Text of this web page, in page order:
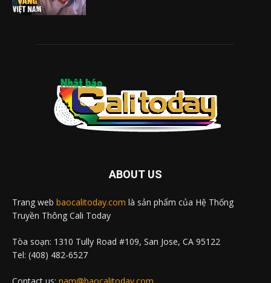
ABOUT US
Trang web baocalitoday.com là sản phẩm của Hệ Thống
Truyền Thông Cali Today
Tòa soạn: 1310 Tully Road #109, San Jose, CA 95122
Tel: (408) 482-6527